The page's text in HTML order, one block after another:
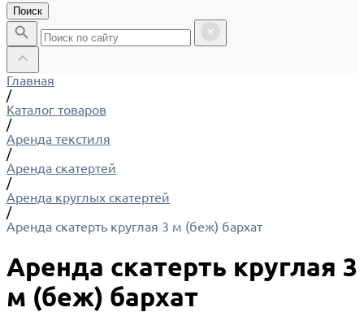
Поиск
Главная
/
Каталог товаров
/
Аренда текстиля
/
Аренда скатертей
/
Аренда круглых скатертей
/
Аренда скатерть круглая 3 м (беж) бархат
Аренда скатерть круглая 3
м (беж) бархат